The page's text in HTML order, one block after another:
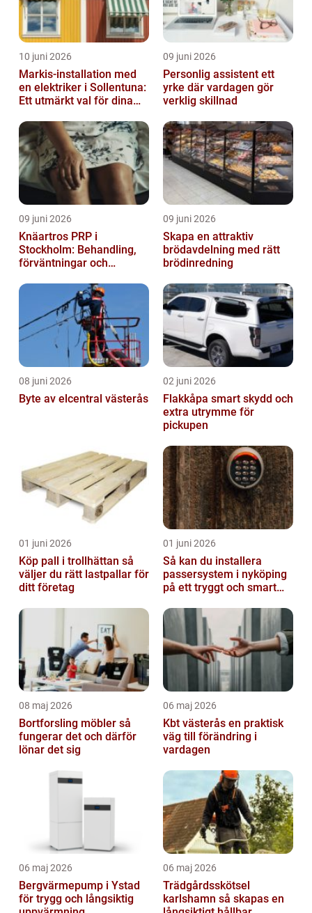
10 juni 2026
Markis-installation med
en elektriker i Sollentuna:
Ett utmärkt val för dina
09 juni 2026
Personlig assistent ett
yrke där vardagen gör
verklig skillnad
09 juni 2026
Knäartros PRP i
Stockholm: Behandling,
förväntningar och
09 juni 2026
Skapa en attraktiv
brödavdelning med rätt
brödinredning
08 juni 2026
Byte av elcentral västerås
02 juni 2026
Flakkåpa smart skydd och
extra utrymme för
pickupen
01 juni 2026
Köp pall i trollhättan så
väljer du rätt lastpallar för
ditt företag
01 juni 2026
Så kan du installera
passersystem i nyköping
på ett tryggt och smart
08 maj 2026
Bortforsling möbler så
fungerar det och därför
lönar det sig
06 maj 2026
Kbt västerås en praktisk
väg till förändring i
vardagen
06 maj 2026
Bergvärmepump i Ystad
för trygg och långsiktig
06 maj 2026
Trädgårdsskötsel
karlshamn så skapas en